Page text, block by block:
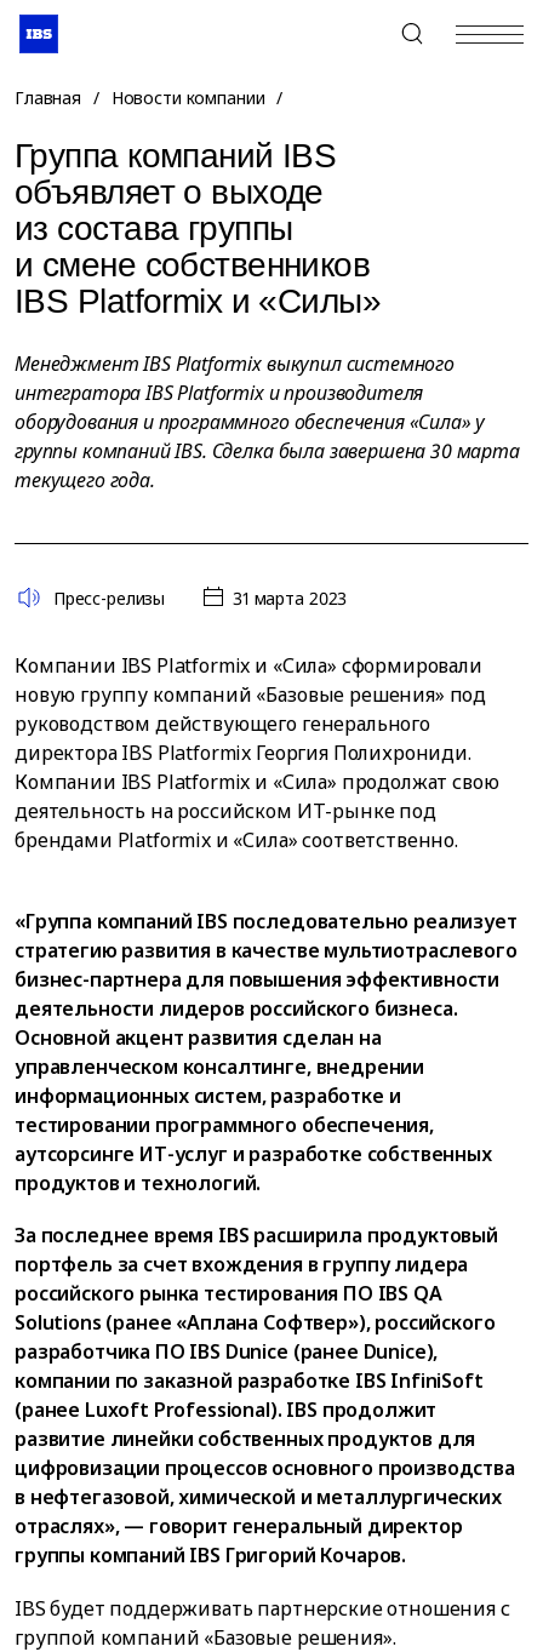
+7 (495) 967-80-80
Главная / Новости компании /
Группа компаний IBS
объявляет о выходе
из состава группы
и смене собственников
IBS Platformix и «Силы»
Менеджмент IBS Platformix выкупил системного
интегратора IBS Platformix и производителя
оборудования и программного обеспечения «Сила» у
группы компаний IBS. Сделка была завершена 30 марта
текущего года.
Пресс-релизы 31 марта 2023
Компании IBS Platformix и «Сила» сформировали
новую группу компаний «Базовые решения» под
руководством действующего генерального
директора IBS Platformix Георгия Полихрониди.
Компании IBS Platformix и «Сила» продолжат свою
деятельность на российском ИТ-рынке под
брендами Platformix и «Сила» соответственно.
«Группа компаний IBS последовательно реализует
стратегию развития в качестве мультиотраслевого
бизнес-партнера для повышения эффективности
деятельности лидеров российского бизнеса.
Основной акцент развития сделан на
управленческом консалтинге, внедрении
информационных систем, разработке и
тестировании программного обеспечения,
аутсорсинге ИТ-услуг и разработке собственных
продуктов и технологий.
За последнее время IBS расширила продуктовый
портфель за счет вхождения в группу лидера
российского рынка тестирования ПО IBS QA
Solutions (ранее «Аплана Софтвер»), российского
разработчика ПО IBS Dunice (ранее Dunice),
компании по заказной разработке IBS InfiniSoft
(ранее Luxoft Professional). IBS продолжит
развитие линейки собственных продуктов для
цифровизации процессов основного производства
в нефтегазовой, химической и металлургических
отраслях», — говорит генеральный директор
группы компаний IBS Григорий Кочаров.
IBS будет поддерживать партнерские отношения с
группой компаний «Базовые решения».